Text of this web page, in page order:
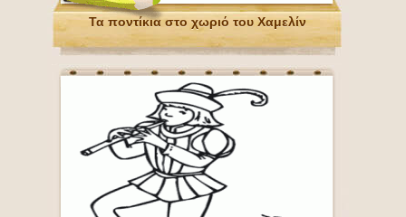
Τα ποντίκια στο χωριό του Χαμελίν